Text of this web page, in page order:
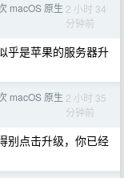
macOS 原生 2 小时 34
分钟前
乎是苹果的服务器升
macOS 原生 2 小时 35
分钟前
别点击升级，你已经